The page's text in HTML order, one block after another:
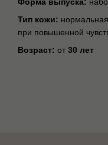
Тип кожи:
при повышенной
Возраст: от 30 лет